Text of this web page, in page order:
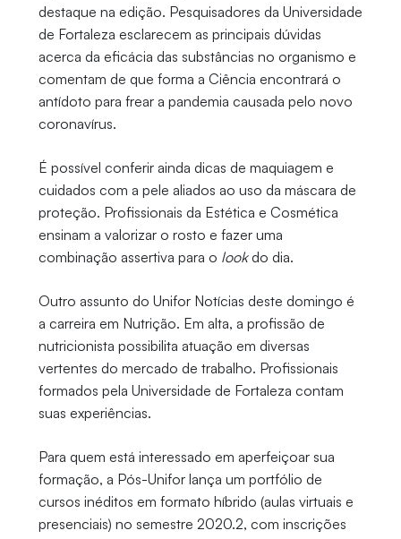
destaque na edição. Pesquisadores da Universidade
de Fortaleza esclarecem as principais dúvidas
acerca da eficácia das substâncias no organismo e
comentam de que forma a Ciência encontrará o
antídoto para frear a pandemia causada pelo novo
coronavírus.
É possível conferir ainda dicas de maquiagem e
cuidados com a pele aliados ao uso da máscara de
proteção. Profissionais da Estética e Cosmética
ensinam a valorizar o rosto e fazer uma
combinação assertiva para o lookdo dia.
Outro assunto do Unifor Notícias deste domingo é
a carreira em Nutrição. Em alta, a profissão de
nutricionista possibilita atuação em diversas
vertentes do mercado de trabalho. Profissionais
formados pela Universidade de Fortaleza contam
suas experiências.
Para quem está interessado em aperfeiçoar sua
formação, a Pós-Unifor lança um portfólio de
cursos inéditos em formato híbrido (aulas virtuais e
presenciais) no semestre 2020.2, com inscrições